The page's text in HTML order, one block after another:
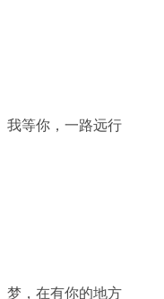
我等你，一路远行
梦，在有你的地方